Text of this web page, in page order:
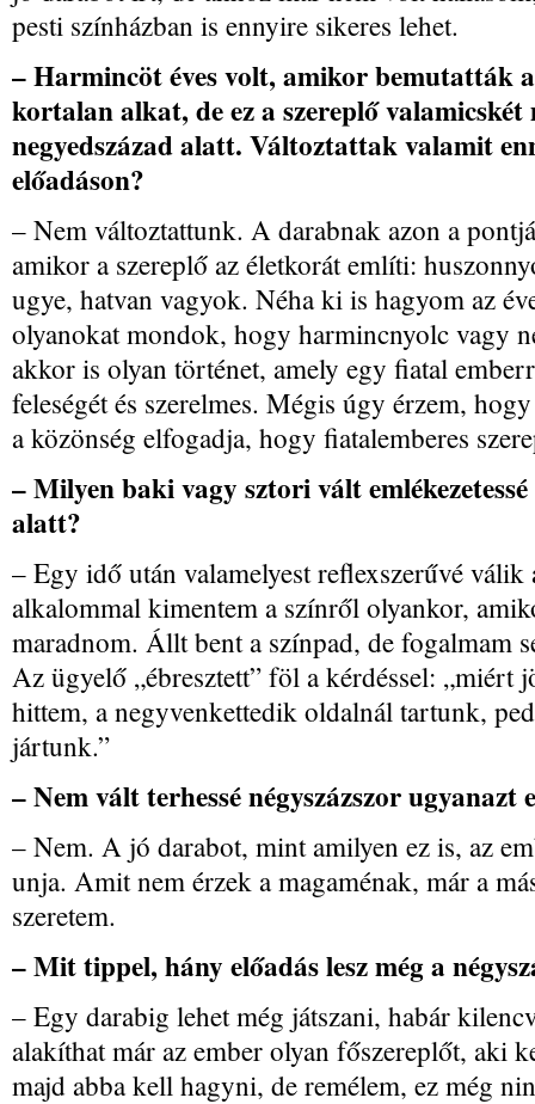
pesti színházban is ennyire sikeres lehet.
– Harmincöt éves volt, amikor bemutatták
kortalan alkat, de ez a szereplő valamicskét
negyedszázad alatt. Változtattak valamit
előadáson?
– Nem változtattunk. A darabnak azon a
amikor a szereplő az életkorát említi:
ugye, hatvan vagyok. Néha ki is hagyom az
olyanokat mondok, hogy harmincnyolc vagy
akkor is olyan történet, amely egy fiatal
feleségét és szerelmes. Mégis úgy érzem,
a közönség elfogadja, hogy fiatalemberes
– Milyen baki vagy sztori vált
alatt?
– Egy idő után valamelyest reflexszerűvé válik
alkalommal kimentem a színről olyankor,
maradnom. Állt bent a színpad, de fogalmam
Az ügyelő „ébresztett” föl a kérdéssel: „miért
hittem, a negyvenkettedik oldalnál tartunk,
jártunk.”
– Nem vált terhessé négyszázszor ugyanazt
– Nem. A jó darabot, mint amilyen ez is, az
unja. Amit nem érzek a magaménak, már a
szeretem.
– Mit tippel, hány előadás lesz még a
– Egy darabig lehet még játszani, habár
alakíthat már az ember olyan főszereplőt, aki
majd abba kell hagyni, de remélem, ez még